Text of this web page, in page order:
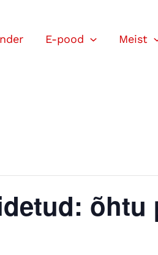
E-pood Meist
õhtu